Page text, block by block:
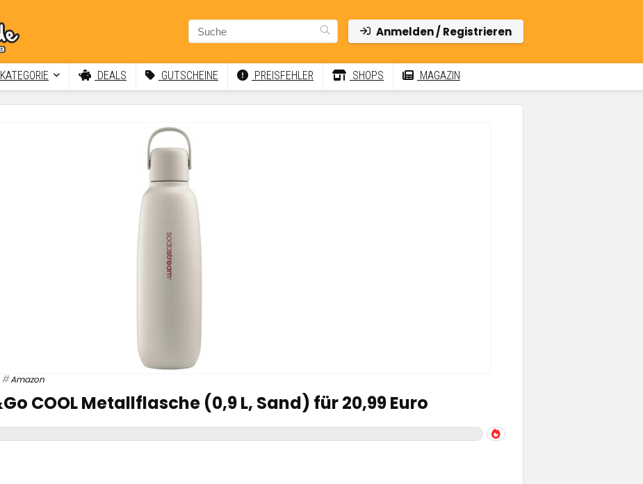
Anmelden / Registrieren
KATEGORIE DEALS GUTSCHEINE PREISFEHLER SHOPS MAGAZIN
Amazon
COOL Metallflasche (0,9 L, Sand) für 20,99 Euro